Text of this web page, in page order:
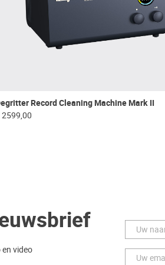
Record Cleaning Machine Mark II
2599,00
video